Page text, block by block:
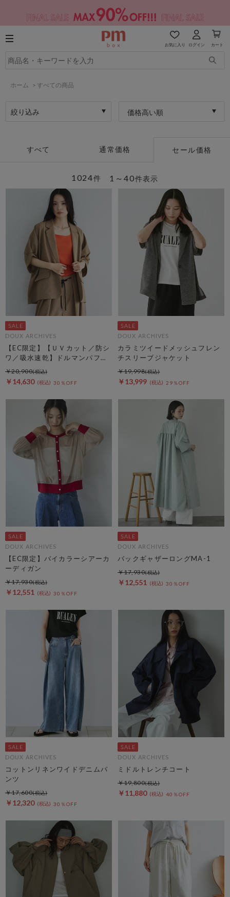
お気に入り ログイン カート
ホーム > すべての商品
絞り込み 価格高い順
すべて 通常価格 セール価格
1～40件表示
1024件
DOUX ARCHIVES
【EC限定】【ＵＶカット／防シ
ワ／吸水速乾】ドルマンパフジ
ャケット
￥14,630 30％OFF
￥20,900
DOUX ARCHIVES
カラミツイードメッシュフレン
チスリーブジャケット
￥13,999 29％OFF
￥19,998
DOUX ARCHIVES
【EC限定】バイカラーシアーカ
ーディガン
￥12,551 30％OFF
￥17,930
DOUX ARCHIVES
バックギャザーロングMA-1
￥12,551 30％OFF
￥17,930
DOUX ARCHIVES
コットンリネンワイドデニムパ
ンツ
￥12,320 30％OFF
￥17,600
DOUX ARCHIVES
ミドルトレンチコート
￥11,880 40％OFF
￥19,800